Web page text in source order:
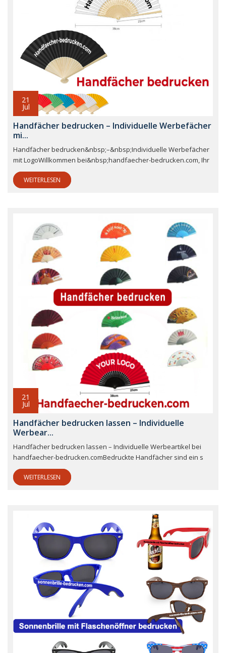
21
Jul
Handfächer bedrucken – Individuelle Werbefächer
mi...
Handfächer bedrucken&nbsp;–&nbsp;Individuelle Werbefächer
mit LogoWillkommen bei&nbsp;handfaecher-bedrucken.com, Ihr
WEITERLESEN
21
Jul
Handfächer bedrucken lassen – Individuelle
Werbear...
Handfächer bedrucken lassen – Individuelle Werbeartikel bei
handfaecher-bedrucken.comBedruckte Handfächer sind ein s
WEITERLESEN